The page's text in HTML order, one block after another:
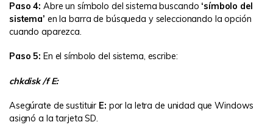
Paso 4: Abre un símbolo del sistema buscando ‘símbolo del
sistema’ en la barra de búsqueda y seleccionando la opción
cuando aparezca.
Paso 5: En el símbolo del sistema, escribe:
chkdisk /f E:
Asegúrate de sustituir E: por la letra de unidad que Windows
asignó a la tarjeta SD.